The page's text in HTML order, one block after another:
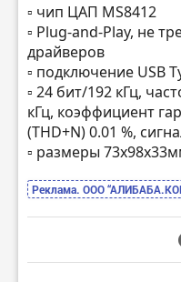
▫️ чип ЦАП MS8412
▫️ Plug-and-Play, не
драйверов
▫️ подключение USB
▫️ 24 бит/192 кГц,
кГц, коэффициент
(THD+N) 0.01 %,
▫️ размеры
Реклама. ООО